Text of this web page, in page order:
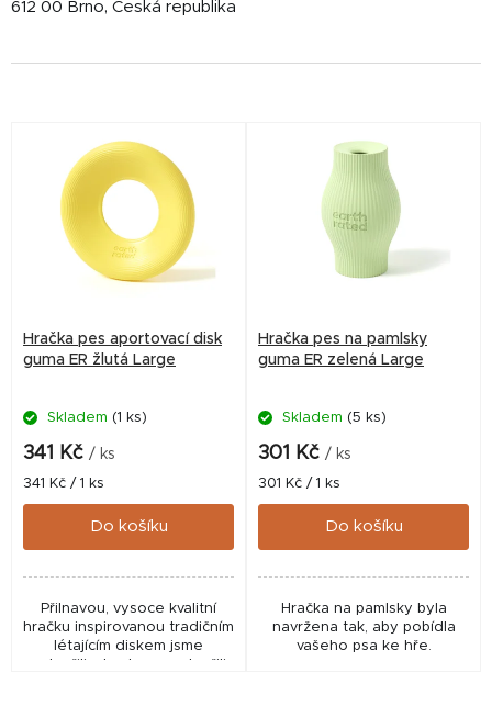
612 00 Brno, Česká republika
o
Hračka pes aportovací disk
guma ER žlutá Large
Skladem (1 ks)
341 Kč / ks
Měrná
cena:
341 Kč / 1 ks
Do košíku
Přilnavou, vysoce kvalitní
hračku inspirovanou tradičním
létajícím diskem jsme
Hračka pes na pamlsky
guma ER zelená Large
Skladem (5 ks)
301 Kč / ks
Měrná
cena:
301 Kč / 1 ks
Do košíku
Hračka na pamlsky byla
navržena tak, aby pobídla
vašeho psa ke hře.